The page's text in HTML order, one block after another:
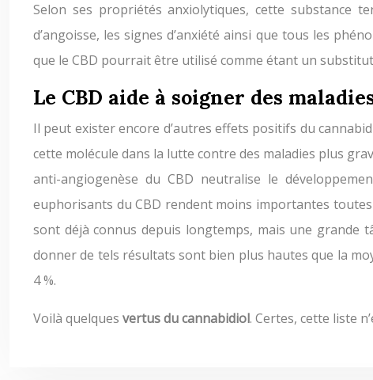
Selon ses propriétés anxiolytiques, cette substance
d’angoisse, les signes d’anxiété ainsi que tous les
que le CBD pourrait être utilisé comme étant un
Le CBD aide à soigner des
Il peut exister encore d’autres effets positifs du
cette molécule dans la lutte contre des maladies plus
anti-angiogenèse du CBD neutralise le
euphorisants du CBD rendent moins importantes
sont déjà connus depuis longtemps, mais une grande
donner de tels résultats sont bien plus hautes que la
4 %.
Voilà quelques vertus du cannabidiol. Certes, cette liste